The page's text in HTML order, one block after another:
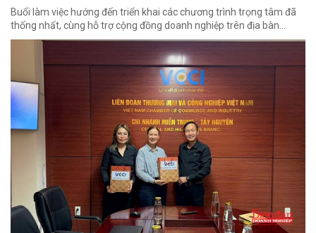
Buổi làm việc hướng đến triển khai các chương trình trọng tâm đã
thống nhất, cùng hỗ trợ cộng đồng doanh nghiệp trên địa bàn...